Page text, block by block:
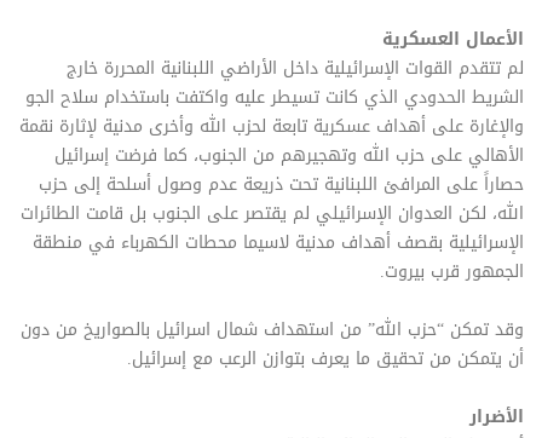
الأعمال العسكرية
لم تتقدم القوات الإسرائيلية داخل الأراضي اللبنانية المحررة خارج
الشريط الحدودي الذي كانت تسيطر عليه واكتفت باستخدام سلاح الجو
والإغارة على أهداف عسكرية تابعة لحزب الله وأخرى مدنية لإثارة نقمة
الأهالي على حزب الله وتهجيرهم من الجنوب، كما فرضت إسرائيل
حصاراً على المرافئ اللبنانية تحت ذريعة عدم وصول أسلحة إلى حزب
الله، لكن العدوان الإسرائيلي لم يقتصر على الجنوب بل قامت الطائرات
الإسرائيلية بقصف أهداف مدنية لاسيما محطات الكهرباء في منطقة
الجمهور قرب بيروت.
وقد تمكن “حزب الله” من استهداف شمال اسرائيل بالصواريخ من دون
أن يتمكن من تحقيق ما يعرف بتوازن الرعب مع إسرائيل.
الأضرار